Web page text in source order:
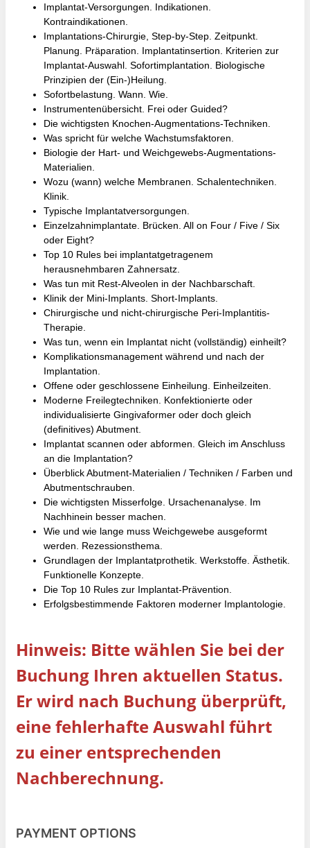
Implantat-Versorgungen. Indikationen.
Kontraindikationen.
Implantations-Chirurgie, Step-by-Step. Zeitpunkt.
Planung. Präparation. Implantatinsertion. Kriterien zur
Implantat-Auswahl. Sofortimplantation. Biologische
Prinzipien der (Ein-)Heilung.
Sofortbelastung. Wann. Wie.
Instrumentenübersicht. Frei oder Guided?
Die wichtigsten Knochen-Augmentations-Techniken.
Was spricht für welche Wachstumsfaktoren.
Biologie der Hart- und Weichgewebs-Augmentations-
Materialien.
Wozu (wann) welche Membranen. Schalentechniken.
Klinik.
Typische Implantatversorgungen.
Einzelzahnimplantate. Brücken. All on Four / Five / Six
oder Eight?
Top 10 Rules bei implantatgetragenem
herausnehmbaren Zahnersatz.
Was tun mit Rest-Alveolen in der Nachbarschaft.
Klinik der Mini-Implants. Short-Implants.
Chirurgische und nicht-chirurgische Peri-Implantitis-
Therapie.
Was tun, wenn ein Implantat nicht (vollständig) einheilt?
Komplikationsmanagement während und nach der
Implantation.
Offene oder geschlossene Einheilung. Einheilzeiten.
Moderne Freilegtechniken. Konfektionierte oder
individualisierte Gingivaformer oder doch gleich
(definitives) Abutment.
Implantat scannen oder abformen. Gleich im Anschluss
an die Implantation?
Überblick Abutment-Materialien / Techniken / Farben und
Abutmentschrauben.
Die wichtigsten Misserfolge. Ursachenanalyse. Im
Nachhinein besser machen.
Wie und wie lange muss Weichgewebe ausgeformt
werden. Rezessionsthema.
Grundlagen der Implantatprothetik. Werkstoffe. Ästhetik.
Funktionelle Konzepte.
Die Top 10 Rules zur Implantat-Prävention.
Erfolgsbestimmende Faktoren moderner Implantologie.
Hinweis: Bitte wählen Sie bei der
Buchung Ihren aktuellen Status.
Er wird nach Buchung überprüft,
eine fehlerhafte Auswahl führt
zu einer entsprechenden
Nachberechnung.
PAYMENT OPTIONS